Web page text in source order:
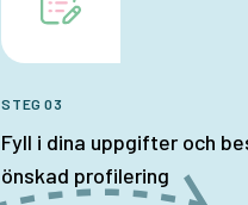
STEG 03
Fyll i dina uppgifter och
önskad profilering